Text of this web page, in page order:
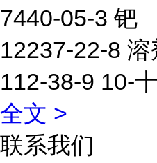
7440-05-3 钯
12237-22-8
112-38-9 10-
全文 >
联系我们